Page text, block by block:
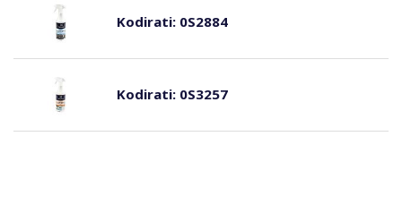
Kodirati:0S2884
Kodirati:0S3257